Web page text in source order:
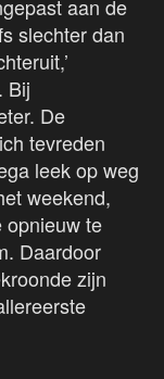
aan de
slechter dan
Bij
De
tevreden
leek op weg
weekend,
opnieuw te
Daardoor
zijn